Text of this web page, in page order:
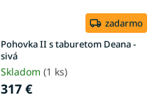
zadarmo
Pohovka II s taburetom Deana -
sivá
Skladom (1 ks)
317 €